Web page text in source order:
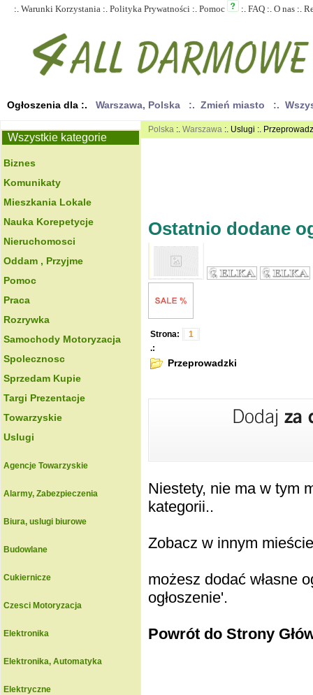
:. Warunki Korzystania :. Polityka Prywatności :. Pomoc :. FAQ :. O nas :.
Ogłoszenia dla :. Warszawa, Polska :. Zmień miasto :.
Wszystkie kategorie
Biznes
Komunikaty
Mieszkania Lokale
Nauka Korepetycje
Nieruchomosci
Oddam , Przyjme
Pomoc
Praca
Rozrywka
Samochody Motoryzacja
Spolecznosc
Sprzedam Kupie
Targi Prezentacje
Towarzyskie
Uslugi
Agencje Towarzyskie
Alarmy, Zabezpieczenia
Biura, uslugi biurowe
Budowlane
Cukiernicze
Czesci Motoryzacja
Elektronika
Elektronika, Automatyka
Elektryczne
Polska :. Warszawa :. Uslugi :.
Ostatnio dodane
Strona:
1
.:
Przeprowadzki
Niestety, nie ma w tym
kategorii..
Zobacz w innym
możesz dodać własne
ogłoszenie'.
Powrót do Strony